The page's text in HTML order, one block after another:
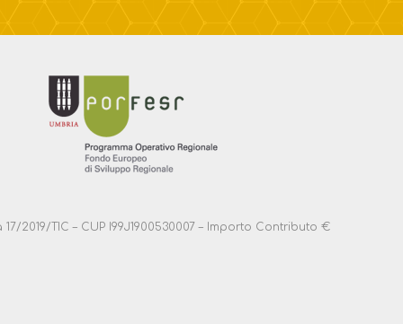
2019/TIC – CUP I99J1900530007 – Importo Contributo €